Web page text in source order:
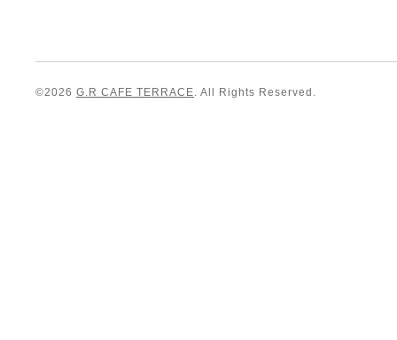
©2026 G.R CAFE TERRACE. All Rights Reserved.